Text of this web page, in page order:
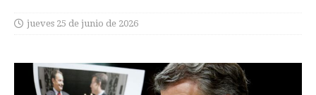
jueves 25 de junio de 2026